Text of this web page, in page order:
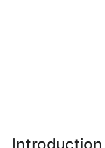
Introduction